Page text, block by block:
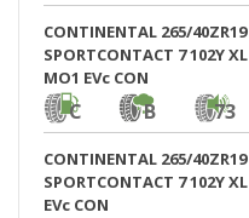
CONTINENTAL 265/40ZR19
SPORTCONTACT 7 102Y XL
MO1 EVc CON
C B 73
CONTINENTAL 265/40ZR19
SPORTCONTACT 7 102Y XL
EVc CON